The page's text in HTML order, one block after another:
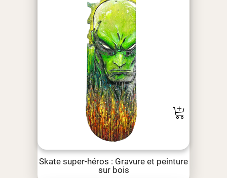
Skate super-héros : Gravure et peinture
sur bois